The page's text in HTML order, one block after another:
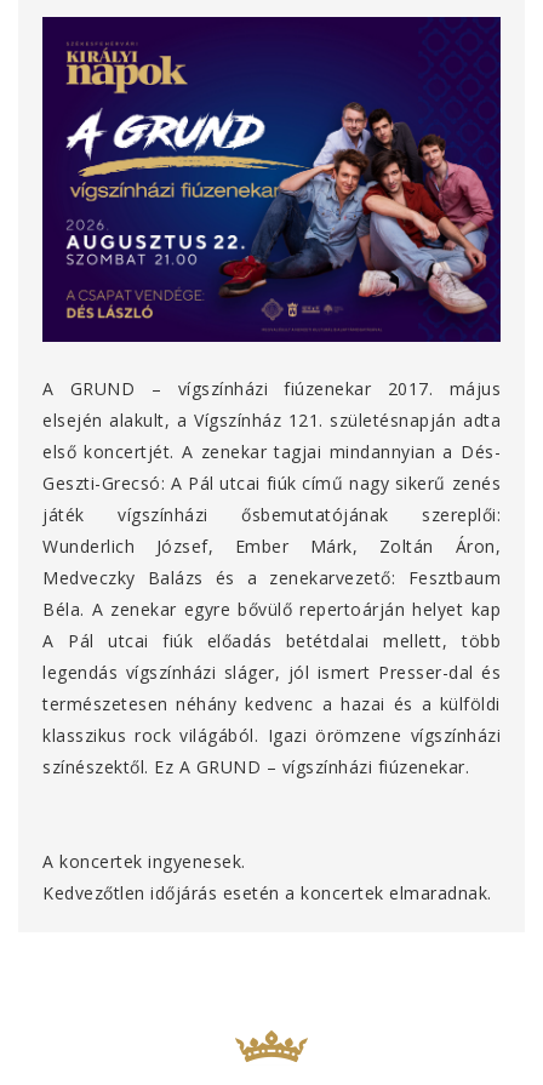
A GRUND – vígszínházi fiúzenekar 2017. május
elsején alakult, a Vígszínház 121. születésnapján adta
első koncertjét. A zenekar tagjai mindannyian a Dés-
Geszti-Grecsó: A Pál utcai fiúk című nagy sikerű zenés
játék vígszínházi ősbemutatójának szereplői:
Wunderlich József, Ember Márk, Zoltán Áron,
Medveczky Balázs és a zenekarvezető: Fesztbaum
Béla. A zenekar egyre bővülő repertoárján helyet kap
A Pál utcai fiúk előadás betétdalai mellett, több
legendás vígszínházi sláger, jól ismert Presser-dal és
természetesen néhány kedvenc a hazai és a külföldi
klasszikus rock világából. Igazi örömzene vígszínházi
színészektől. Ez A GRUND – vígszínházi fiúzenekar.
A koncertek ingyenesek.
Kedvezőtlen időjárás esetén a koncertek elmaradnak.